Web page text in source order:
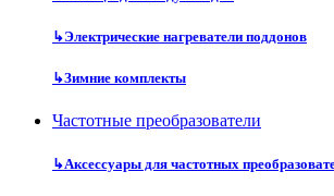
↳Электрические нагреватели поддонов
↳Зимние комплекты
Частотные преобразователи
↳Аксессуары для частотных